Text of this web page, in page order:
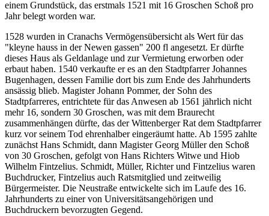
einem Grundstück, das erstmals 1521 mit 16 Groschen Schoß pro
Jahr belegt worden war.
1528 wurden in Cranachs Vermögensübersicht als Wert für das
"kleyne hauss in der Newen gassen" 200 fl angesetzt. Er dürfte
dieses Haus als Geldanlage und zur Vermietung erworben oder
erbaut haben. 1540 verkaufte er es an den Stadtpfarrer Johannes
Bugenhagen, dessen Familie dort bis zum Ende des Jahrhunderts
ansässig blieb. Magister Johann Pommer, der Sohn des
Stadtpfarreres, entrichtete für das Anwesen ab 1561 jährlich nicht
mehr 16, sondern 30 Groschen, was mit dem Braurecht
zusammenhängen dürfte, das der Wittenberger Rat dem Stadtpfarrer
kurz vor seinem Tod ehrenhalber eingeräumt hatte. Ab 1595 zahlte
zunächst Hans Schmidt, dann Magister Georg Müller den Schoß
von 30 Groschen, gefolgt von Hans Richters Witwe und Hiob
Wilhelm Fintzelius. Schmidt, Müller, Richter und Fintzelius waren
Buchdrucker, Fintzelius auch Ratsmitglied und zeitweilig
Bürgermeister. Die Neustraße entwickelte sich im Laufe des 16.
Jahrhunderts zu einer von Universitätsangehörigen und
Buchdruckern bevorzugten Gegend.